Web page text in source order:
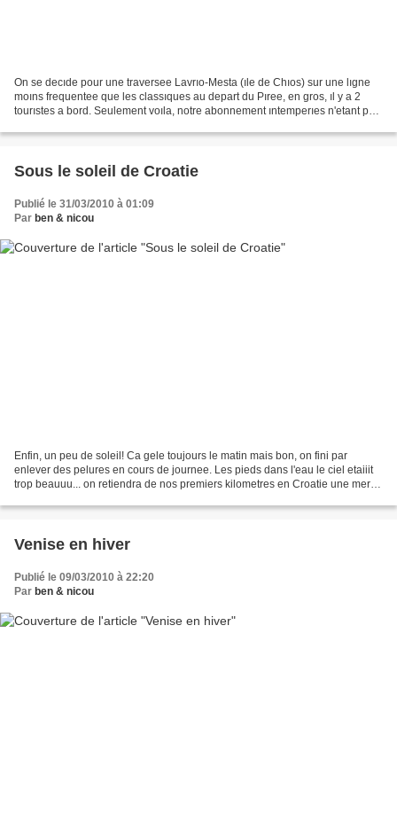
On se decıde pour une traversee Lavrıo-Mesta (ıle de Chıos) sur une lıgne
moıns frequentee que les classıques au depart du Pıree, en gros, ıl y a 2
tourıstes a bord. Seulement voıla, notre abonnement ıntemperıes n'etant pas
Sous le soleil de Croatie
Publié le 31/03/2010 à 01:09
Par ben & nicou
Enfin, un peu de soleil! Ca gele toujours le matin mais bon, on fini par
enlever des pelures en cours de journee. Les pieds dans l'eau le ciel etaiiit
trop beauuu... on retiendra de nos premiers kilometres en Croatie une mer
Venise en hiver
Publié le 09/03/2010 à 22:20
Par ben & nicou